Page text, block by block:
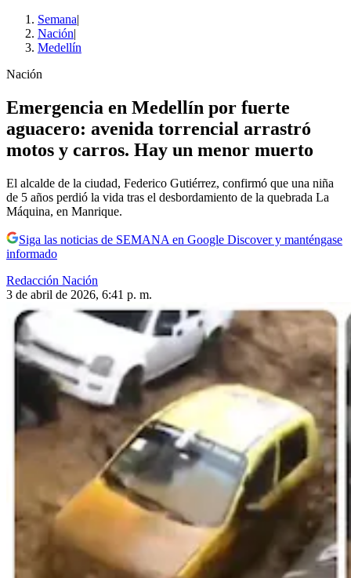
Semana|
Nación|
Medellín
Nación
Emergencia en Medellín por fuerte
aguacero: avenida torrencial arrastró
motos y carros. Hay un menor muerto
El alcalde de la ciudad, Federico Gutiérrez, confirmó que una niña
de 5 años perdió la vida tras el desbordamiento de la quebrada La
Máquina, en Manrique.
Siga las noticias de SEMANA en Google Discover y manténgase
informado
Redacción Nación
3 de abril de 2026, 6:41 p. m.